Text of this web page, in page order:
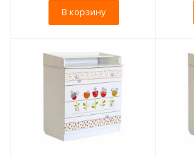
В корзину